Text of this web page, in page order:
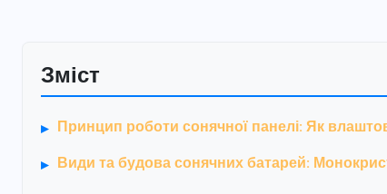
Зміст
Принцип роботи сонячної панелі: Як
Види та будова сонячних батарей: